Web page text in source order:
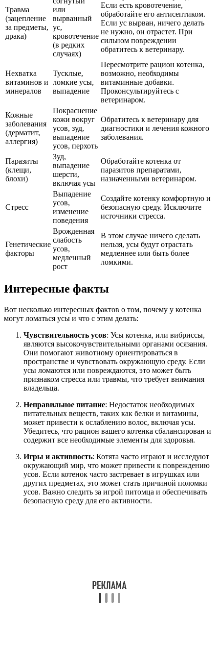
Травма
(зацепление
за предметы,
драка)
или
вырванный
ус,
кровотечение
(в редких
случаях)
Если есть кровотечение,
обработайте его антисептиком.
Если ус вырван, ничего делать
не нужно, он отрастет. При
сильном повреждении
обратитесь к ветеринару.
Нехватка
витаминов и
минералов
Тусклые,
ломкие усы,
выпадение
Пересмотрите рацион котенка,
возможно, необходимы
витаминные добавки.
Проконсультируйтесь с
ветеринаром.
Кожные
заболевания
(дерматит,
аллергия)
Покраснение
кожи вокруг
усов, зуд,
выпадение
усов, перхоть
Обратитесь к ветеринару для
диагностики и лечения кожного
заболевания.
Паразиты
(клещи,
блохи)
Зуд,
выпадение
шерсти,
включая усы
Обработайте котенка от
паразитов препаратами,
назначенными ветеринаром.
Стресс
Выпадение
усов,
изменение
поведения
Создайте котенку комфортную и
безопасную среду. Исключите
источники стресса.
Генетические
факторы
Врожденная
слабость
усов,
медленный
рост
В этом случае ничего сделать
нельзя, усы будут отрастать
медленнее или быть более
ломкими.
Интересные факты
Вот несколько интересных фактов о том, почему у котенка
могут ломаться усы и что с этим делать:
Чувствительность усов: Усы котенка, или вибриссы,
являются высокочувствительными органами осязания.
Они помогают животному ориентироваться в
пространстве и чувствовать окружающую среду. Если
усы ломаются или повреждаются, это может быть
признаком стресса или травмы, что требует внимания
владельца.
Неправильное питание: Недостаток необходимых
питательных веществ, таких как белки и витамины,
может привести к ослаблению волос, включая усы.
Убедитесь, что рацион вашего котенка сбалансирован и
содержит все необходимые элементы для здоровья.
Игры и активность: Котята часто играют и исследуют
окружающий мир, что может привести к повреждению
усов. Если котенок часто застревает в игрушках или
других предметах, это может стать причиной поломки
усов. Важно следить за игрой питомца и обеспечивать
безопасную среду для его активности.